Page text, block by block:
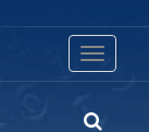
Toggle